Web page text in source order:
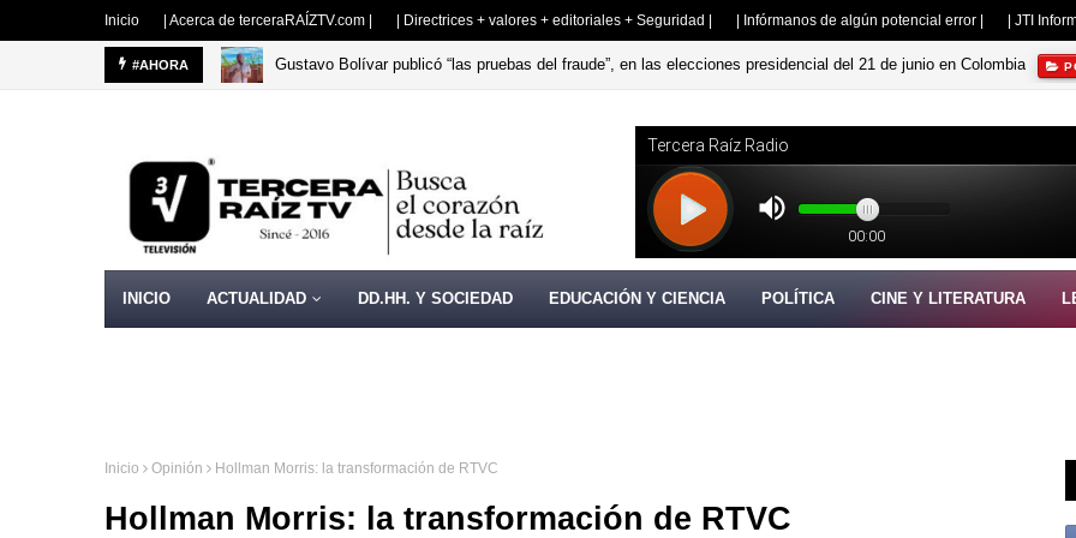
Inicio | Acerca de terceraRAÍZTV.com | | Directrices + valores + editoriales + Seguridad | | Infórmanos de algún potencial error | | JTI
#AHORA
Gustavo Bolívar publicó “las pruebas del fraude”, en las elecciones presidencial del 21 de junio en Colombia
La curul que el CNE sustrajo OPINIÓN
INICIO ACTUALIDAD DD.HH. Y SOCIEDAD EDUCACIÓN Y CIENCIA POLÍTICA CINE Y LITERATURA
Inicio Opinión Hollman Morris: la transformación de RTVC
Hollman Morris: la transformación de RTVC